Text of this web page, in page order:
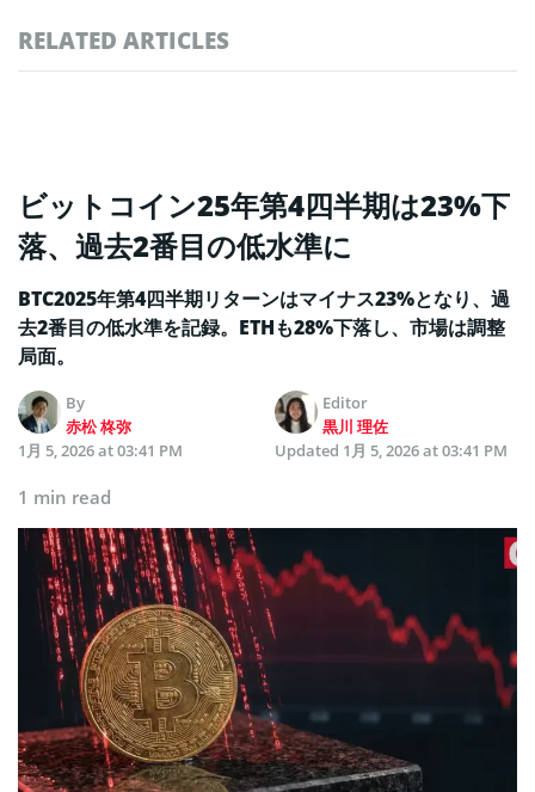
RELATED ARTICLES
ビットコイン25年第4四半期は23%下
落、過去2番目の低水準に
BTC2025年第4四半期リターンはマイナス23%となり、過
去2番目の低水準を記録。ETHも28%下落し、市場は調整
局面。
By
赤松 柊弥
Editor
黒川 理佐
1月 5, 2026 at 03:41 PM
Updated 1月 5, 2026 at 03:41 PM
1 min read